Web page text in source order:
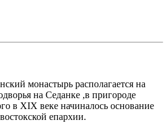
монастырь располагается на
на Седанке ,в пригороде
в XIX веке начиналось основание
епархии.